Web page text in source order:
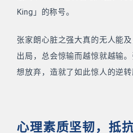
King」的称号。
张家朗心脏之强大真的无人能
出局，总会惊输而越惊就越输
想放弃，造就了如此惊人的逆转
心理素质坚韧，抵